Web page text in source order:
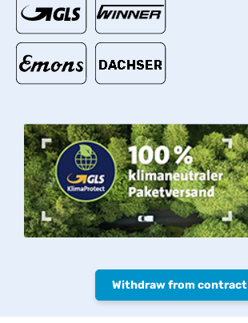
Withdraw from contract